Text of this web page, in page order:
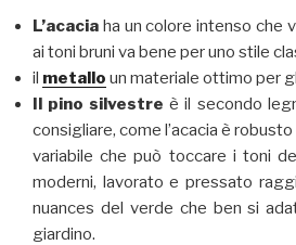
L’acacia ha un colore intenso che
ai toni bruni va bene per uno stile
il metallo un materiale ottimo per
Il pino silvestre è il secondo
consigliare, come l’acacia è
variabile che può toccare i toni
moderni, lavorato e pressato
nuances del verde che ben si
giardino.